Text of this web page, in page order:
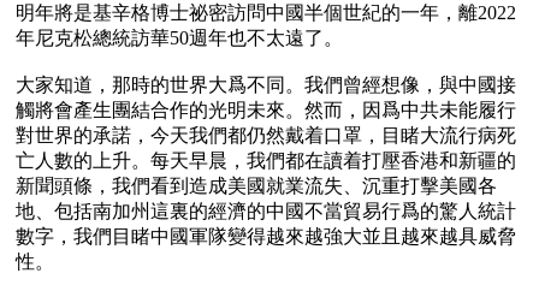
明年將是基辛格博士祕密訪問中國半個世紀的一年，離2022
年尼克松總統訪華50週年也不太遠了。
大家知道，那時的世界大爲不同。我們曾經想像，與中國接
觸將會產生團結合作的光明未來。然而，因爲中共未能履行
對世界的承諾，今天我們都仍然戴着口罩，目睹大流行病死
亡人數的上升。每天早晨，我們都在讀着打壓香港和新疆的
新聞頭條，我們看到造成美國就業流失、沉重打擊美國各
地、包括南加州這裏的經濟的中國不當貿易行爲的驚人統計
數字，我們目睹中國軍隊變得越來越強大並且越來越具威脅
性。